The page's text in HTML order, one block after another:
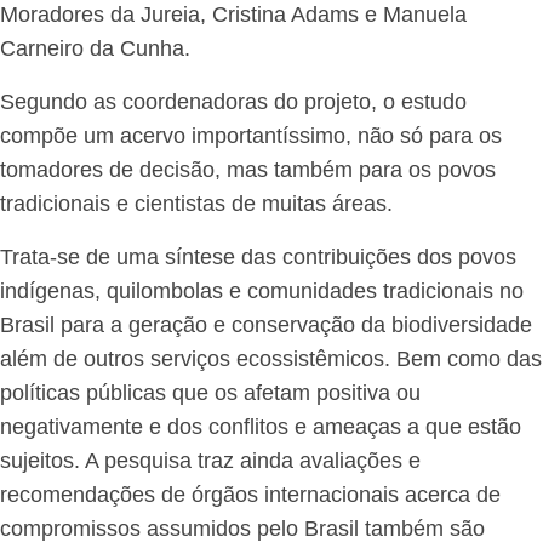
Moradores da Jureia, Cristina Adams e Manuela
Carneiro da Cunha.
Segundo as coordenadoras do projeto, o estudo
compõe um acervo importantíssimo, não só para os
tomadores de decisão, mas também para os povos
tradicionais e cientistas de muitas áreas.
Trata-se de uma síntese das contribuições dos povos
indígenas, quilombolas e comunidades tradicionais no
Brasil para a geração e conservação da biodiversidade
além de outros serviços ecossistêmicos. Bem como das
políticas públicas que os afetam positiva ou
negativamente e dos conflitos e ameaças a que estão
sujeitos. A pesquisa traz ainda avaliações e
recomendações de órgãos internacionais acerca de
compromissos assumidos pelo Brasil também são